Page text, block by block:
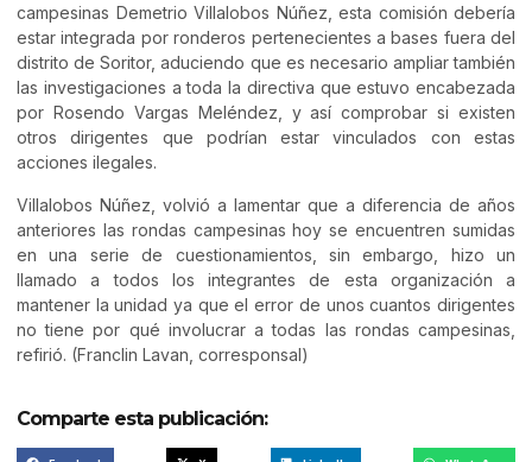
campesinas Demetrio Villalobos Núñez, esta comisión debería
estar integrada por ronderos pertenecientes a bases fuera del
distrito de Soritor, aduciendo que es necesario ampliar también
las investigaciones a toda la directiva que estuvo encabezada
por Rosendo Vargas Meléndez, y así comprobar si existen
otros dirigentes que podrían estar vinculados con estas
acciones ilegales.
Villalobos Núñez, volvió a lamentar que a diferencia de años
anteriores las rondas campesinas hoy se encuentren sumidas
en una serie de cuestionamientos, sin embargo, hizo un
llamado a todos los integrantes de esta organización a
mantener la unidad ya que el error de unos cuantos dirigentes
no tiene por qué involucrar a todas las rondas campesinas,
refirió. (Franclin Lavan, corresponsal)
Comparte esta publicación: